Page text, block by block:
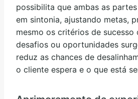
possibilita que ambas as
em sintonia, ajustando metas,
mesmo os critérios de
desafios ou oportunidades
reduz as chances de
o cliente espera e o que está